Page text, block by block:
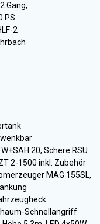
Gang,
PS
2
20, Schere RSU
2-1500 inkl. Zubehör
MAG 155SL,
Schnellangriff